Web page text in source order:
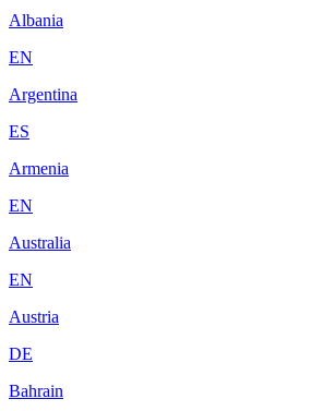
Albania
EN
Argentina
ES
Armenia
EN
Australia
EN
Austria
DE
Bahrain